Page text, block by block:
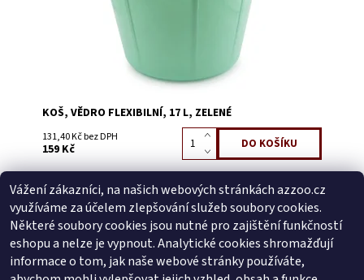
KOŠ, VĚDRO FLEXIBILNÍ, 17 L, ZELENÉ
131,40 Kč bez DPH
159 Kč
Buďte první, kdo napíše příspěvek k této položce.
Přidat komentář
Buďte první, kdo napíše příspěvek k této položce.
Přidat hodnocení
Vážení zákazníci, na našich webových stránkách azzoo.cz
využíváme za účelem zlepšování služeb soubory cookies.
Některé soubory cookies jsou nutné pro zajištění funkčností
eshopu a nelze je vypnout. Analytické cookies shromažďují
informace o tom, jak naše webové stránky používáte,